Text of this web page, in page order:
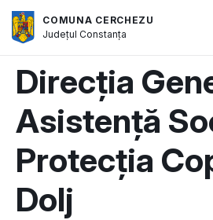
COMUNA CERCHEZU
JudețulConstanța
Direcția
Asistență
Protecția
Dolj